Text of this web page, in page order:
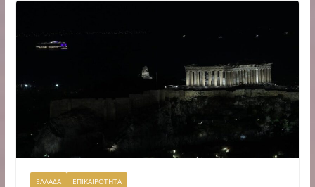
ΕΛΛΑΔΑ ΕΠΙΚΑΙΡΟΤΗΤΑ